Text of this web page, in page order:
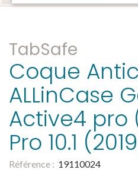
TabSafe
Coque
ALLinCase
Active4 pro
Pro 10.1
Référence : 19110024